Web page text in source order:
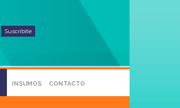
Suscribite
INSUMOS CONTACTO